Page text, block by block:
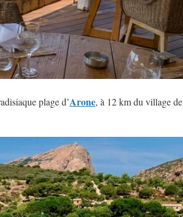
plage d’Arone, à 12 km du village de